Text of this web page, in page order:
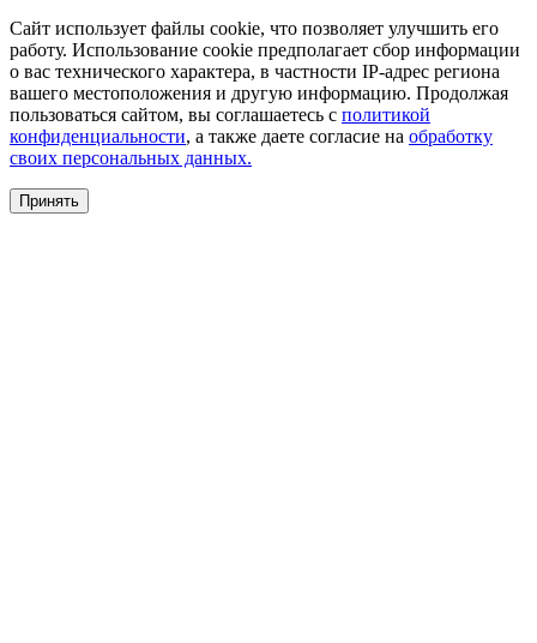
Сайт использует файлы cookie, что позволяет улучшить его
работу. Использование cookie предполагает сбор информации
о вас технического характера, в частности IP-адрес региона
вашего местоположения и другую информацию. Продолжая
пользоваться сайтом, вы соглашаетесь с политикой
конфиденциальности, а также даете согласие на обработку
своих персональных данных.
Принять